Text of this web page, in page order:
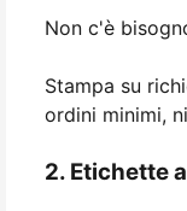
Non c'è
Stampa su
ordini minimi,
2. Etichette